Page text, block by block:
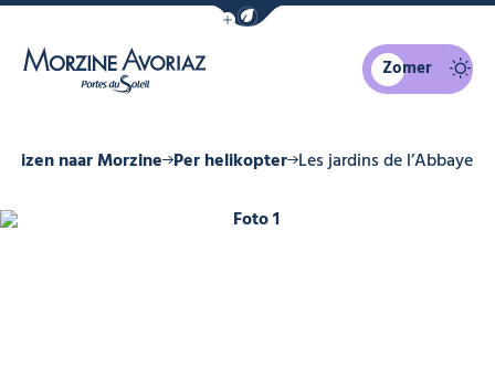
Navigatiebalk eco-modus
Zomer
Reizen naar Morzine Per helikopter Les jardins de l’Abbaye
Foto 1